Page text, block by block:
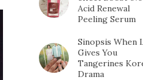
Acid Renewal
Peeling Serum
Sinopsis When
Gives You
Tangerines
Drama